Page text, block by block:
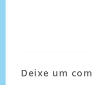
Deixe um